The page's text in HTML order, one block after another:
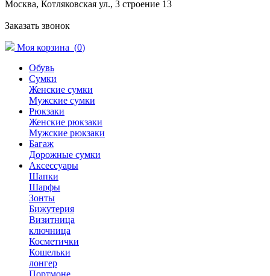
Москва, Котляковская ул., 3 строение 13
Заказать звонок
Моя корзина (0)
Обувь
Сумки
Женские сумки
Мужские сумки
Рюкзаки
Женские рюкзаки
Мужские рюкзаки
Багаж
Дорожные сумки
Аксессуары
Шапки
Шарфы
Зонты
Бижутерия
Визитница
ключница
Косметички
Кошельки
лонгер
Портмоне